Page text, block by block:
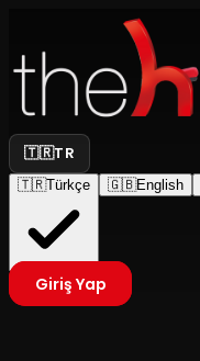
🇹🇷TR
🇹🇷Türkçe 🇬🇧English
Giriş Yap